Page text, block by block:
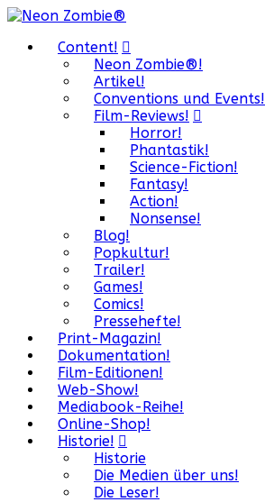
Content!
Neon Zombie®!
Artikel!
Conventions und Events!
Film-Reviews!
Horror!
Phantastik!
Science-Fiction!
Fantasy!
Action!
Nonsense!
Blog!
Popkultur!
Trailer!
Games!
Comics!
Pressehefte!
Print-Magazin!
Dokumentation!
Film-Editionen!
Web-Show!
Mediabook-Reihe!
Online-Shop!
Historie!
Historie
Die Medien über uns!
Die Leser!